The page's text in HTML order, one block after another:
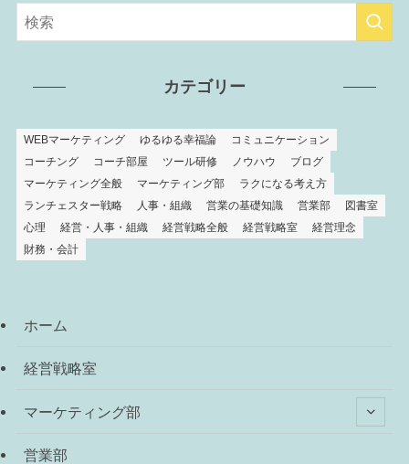
カテゴリー
WEBマーケティング ゆるゆる幸福論
コミュニケーション
コーチング
コーチ部屋 ツール研修 ノウハウ
ブログ
マーケティング全般
マーケティング部
ラクになる考え方
ランチェスター戦略
人事・組織 営業の基礎知識 営業部
図書室
心理
経営・人事・組織 経営戦略全般 経営戦略室
経営理念
財務・会計
ホーム
経営戦略室
マーケティング部
営業部